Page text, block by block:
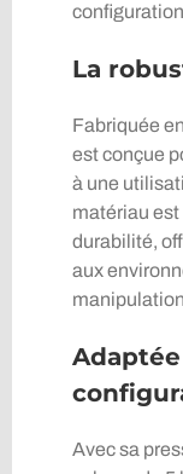
La
Fabriquée
est conçue
à une
matériau est
durabilité,
aux
Avec sa